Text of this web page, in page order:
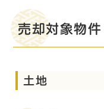
売却対象物件
土地